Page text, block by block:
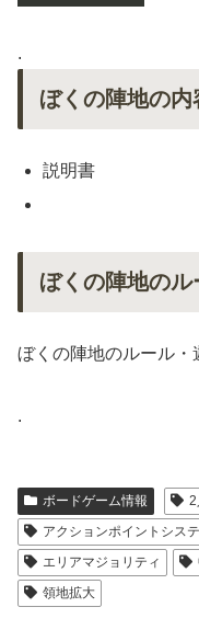
.
ぼくの陣地の内
説明書
ぼくの陣地のル
ぼくの陣地のルール・
.
ボードゲーム情報 2
アクションポイントシス
エリアマジョリティ
領地拡大